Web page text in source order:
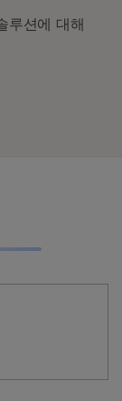
루션에 대해